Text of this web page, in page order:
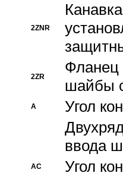
2ZNR
2ZR
шайбы
A
Угол
ввода
AC Угол